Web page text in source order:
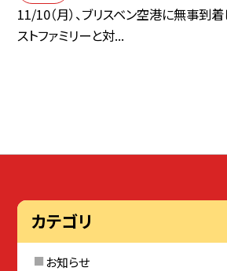
11/10（月）、ブリスベン空港に無事到着
ストファミリーと対...
カテゴリ
お知らせ